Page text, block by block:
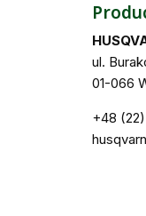
ul.
01-066
+48